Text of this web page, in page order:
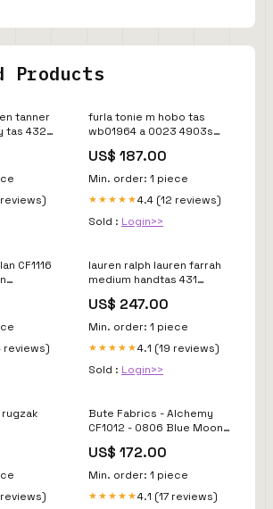
Products
tanner
tas 432
001
furla tonie m hobo tas
wb01964 a 0023 4903s
US$ 187.00
Min. order: 1 piece
★★★★★4.4 (12 reviews)
Sold : Login>>
CF1116
reviews)
lauren ralph lauren farrah
medium handtas 431
YGroup_d4f5d23e3
US$ 247.00
Min. order: 1 piece
★★★★★4.1 (19 reviews)
Sold : Login>>
Bute Fabrics - Alchemy
CF1012 - 0806 Blue Moon
US$ 172.00
Min. order: 1 piece
★★★★★4.1 (17 reviews)